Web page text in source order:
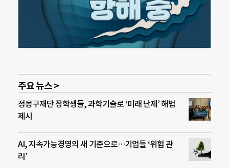
주요 뉴스 >
정몽구재단 장학생들, 과학기술로 ‘미래 난제’ 해법
제시
AI, 지속가능경영의 새 기준으로…기업들 ‘위험 관
리’